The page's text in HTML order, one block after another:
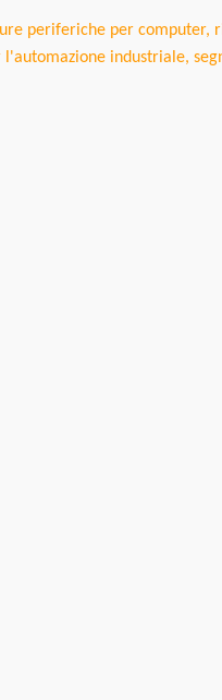
periferiche per computer,
industriale,